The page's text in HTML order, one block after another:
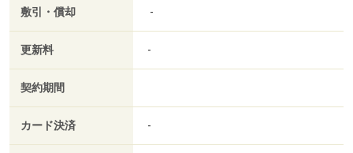
敷引・償却 -
更新料 -
契約期間
カード決済 -